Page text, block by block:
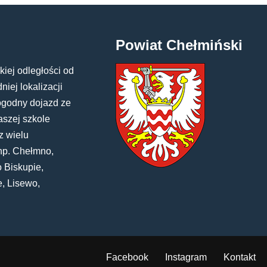
odległości od
lokalizacji
dojazd ze
szkole
wielu
Chełmno,
Biskupie,
Lisewo,
Powiat Chełmiński
Facebook Instagram Kontakt